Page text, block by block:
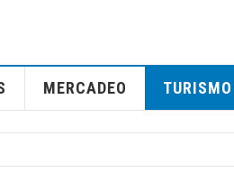
MERCADEO TURISMO